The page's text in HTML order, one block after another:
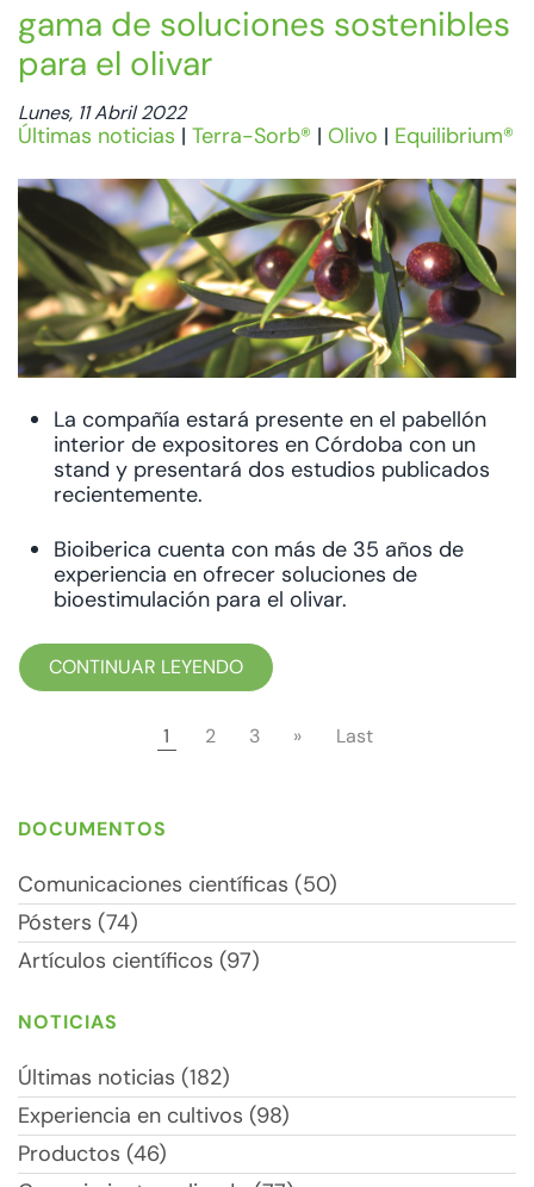
gama de soluciones sostenibles
para el olivar
Lunes, 11 Abril 2022
Últimas noticias | Terra-Sorb® | Olivo | Equilibrium®
La compañía estará presente en el pabellón
interior de expositores en Córdoba con un
stand y presentará dos estudios publicados
recientemente.
Bioiberica cuenta con más de 35 años de
experiencia en ofrecer soluciones de
bioestimulación para el olivar.
CONTINUAR LEYENDO
1 2 3 » Last
DOCUMENTOS
Comunicaciones científicas (50)
Pósters (74)
Artículos científicos (97)
NOTICIAS
Últimas noticias (182)
Experiencia en cultivos (98)
Productos (46)